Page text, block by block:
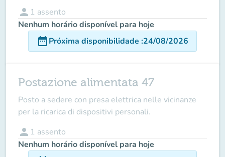
person 1 assento
Nenhum horário disponível para hoje
date_rangePróxima disponibilidade :24/08/2026
Postazione alimentata 47
Posto a sedere con presa elettrica nelle vicinanze
per la ricarica di dispositivi personali.
person 1 assento
Nenhum horário disponível para hoje